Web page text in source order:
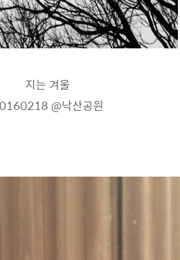
지는 겨울
@낙산공원